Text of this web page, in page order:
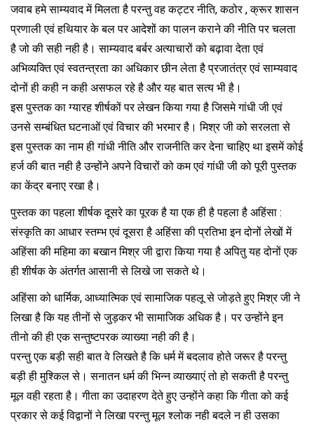
जवाब हमे साम्यवाद में मिलता है परन्तु वह कट्टर नीति, कठोर , क्रूर शासन
प्रणाली एवं हथियार के बल पर आदेशों का पालन कराने की नीति पर चलता
है जो की सही नही है। साम्यवाद बर्बर अत्याचारों को बढ़ावा देता एवं
अभिव्यक्ति एवं स्वतन्त्रता का अधिकार छीन लेता है प्रजातंत्र एवं साम्यवाद
दोनों ही कही न कही असफल रहे है और यह बात सत्य भी है।
इस पुस्तक का ग्यारह शीर्षकों पर लेखन किया गया है जिसमे गांधी जी एवं
उनसे सम्बंधित घटनाओं एवं विचार की भरमार है। मिश्र जी को सरलता से
इस पुस्तक का नाम ही गांधी नीति और राजनीति कर देना चाहिए था इसमें कोई
हर्ज की बात नही है उन्होंने अपने विचारों को कम एवं गांधी जी को पूरी पुस्तक
का केंद्र बनाए रखा है।
पुस्तक का पहला शीर्षक दूसरे का पूरक है या एक ही है पहला है अहिंसा :
संस्कृति का आधार स्तम्भ एवं दूसरा है अहिंसा की प्रतिभा इन दोनों लेखों में
अहिंसा की महिमा का बखान मिश्र जी द्वारा किया गया है अपितु यह दोनों एक
ही शीर्षक के अंतर्गत आसानी से लिखे जा सकते थे।
अहिंसा को धार्मिक, आध्यात्मिक एवं सामाजिक पहलू से जोड़ते हुए मिश्र जी ने
लिखा है कि यह तीनों से जुड़कर भी सामाजिक अधिक है। पर उन्होंने इन
तीनो की ही एक सन्तुष्टपरक व्याख्या नही की है।
परन्तु एक बड़ी सही बात वे लिखते है कि धर्म में बदलाव होते जरूर है परन्तु
बड़ी ही मुश्किल से। सनातन धर्म की भिन्न व्याख्याएं तो हो सकती है परन्तु
मूल वही रहता है। गीता का उदाहरण देते हुए उन्होंने कहा कि गीता को कई
प्रकार से कई विद्वानों ने लिखा परन्तु मूल श्लोक नही बदले न ही उसका